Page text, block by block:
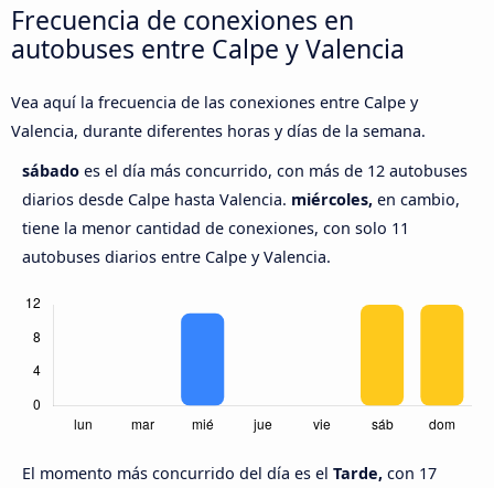
Frecuencia de conexiones en
autobuses entre Calpe y Valencia
Vea aquí la frecuencia de las conexiones entre Calpe y
Valencia, durante diferentes horas y días de la semana.
sábado es el día más concurrido, con más de 12 autobuses
diarios desde Calpe hasta Valencia. miércoles, en cambio,
tiene la menor cantidad de conexiones, con solo 11
autobuses diarios entre Calpe y Valencia.
El momento más concurrido del día es el Tarde, con 17